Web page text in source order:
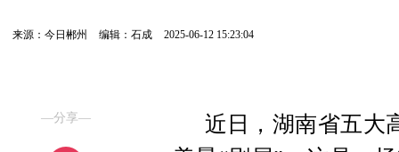
来源：今日郴州 编辑：石成 2025-06-12 15:23:04
—分享—
近日，湖南省五大